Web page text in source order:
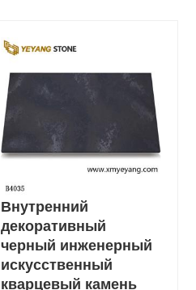
Внутренний
декоративный
черный инженерный
искусственный
кварцевый камень